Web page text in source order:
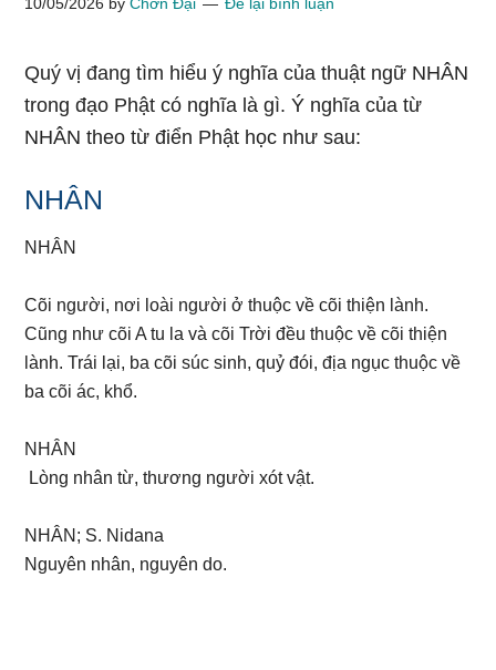
Quý vị đang tìm hiểu ý nghĩa của thuật ngữ NHÂN
trong đạo Phật có nghĩa là gì. Ý nghĩa của từ
NHÂN theo từ điển Phật học như sau:
NHÂN
NHÂN
Cõi người, nơi loài người ở thuộc về cõi thiện lành.
Cũng như cõi A tu la và cõi Trời đều thuộc về cõi thiện
lành. Trái lại, ba cõi súc sinh, quỷ đói, địa ngục thuộc về
ba cõi ác, khổ.
NHÂN
Lòng nhân từ, thương người xót vật.
NHÂN; S. Nidana
Nguyên nhân, nguyên do.